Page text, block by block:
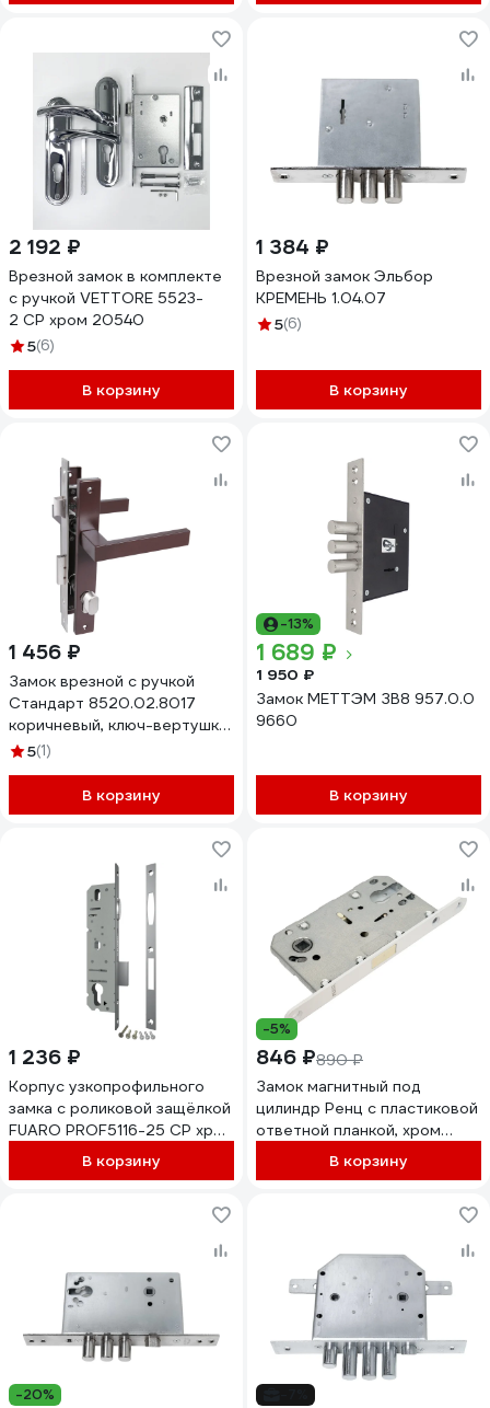
2 192 ₽
Врезной замок в комплекте
с ручкой VETTORE 5523-
2 CP хром 20540
5(6)
В корзину
1 384 ₽
Врезной замок Эльбор
КРЕМЕНЬ 1.04.07
5(6)
В корзину
1 456 ₽
Замок врезной с ручкой
Стандарт 8520.02.8017
коричневый, ключ-вертушка
17663
5(1)
В корзину
-13%
1 689 ₽
1 950 ₽
Замок МЕТТЭМ ЗВ8 957.0.0
9660
В корзину
1 236 ₽
Корпус узкопрофильного
замка с роликовой защёлкой
FUARO PROF5116-25 CP хром
В корзину
-5%
846 ₽890 ₽
Замок магнитный под
цилиндр Ренц с пластиковой
ответной планкой, хром
блестящий INLBM 5085 PL
В корзину
-20%